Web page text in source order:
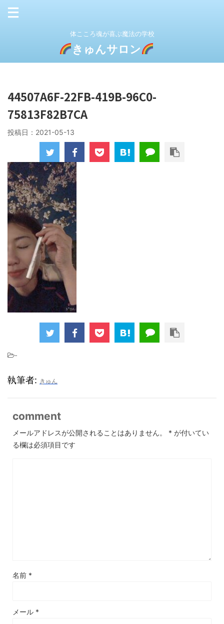
体こころ魂が喜ぶ魔法の学校
きゅんサロン
44507A6F-22FB-419B-96C0-
75813F82B7CA
投稿日： 2021-05-13
-
執筆者: きゅん
comment
メールアドレスが公開されることはありません。 * が付いてい
る欄は必須項目です
名前 *
メール *